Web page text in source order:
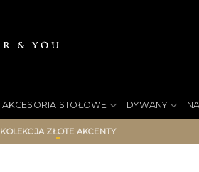
AKCESORIA STOŁOWE DYWANY
KOLEKCJA ZŁOTE AKCENTY